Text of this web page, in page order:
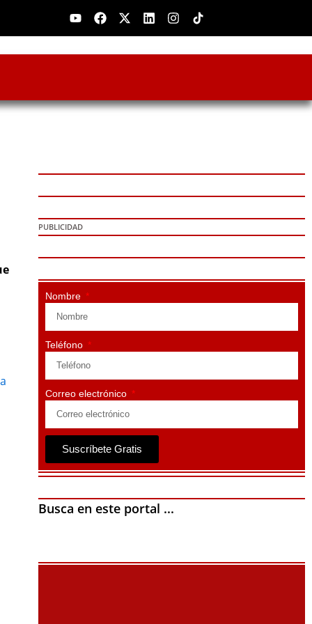
YoutubeFacebook
X-
twitter
LinkedinInstagram
PUBLICIDAD
Nombre
Teléfono
Correo electrónico
Suscríbete Gratis
Busca en este portal ...